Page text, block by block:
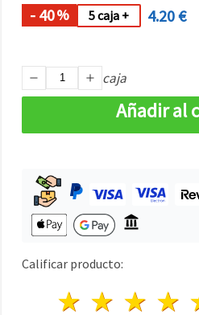
- 40% 5 caja + 4.20 €
caja
Añadir al
Calificar producto:
3
2
1 estrella